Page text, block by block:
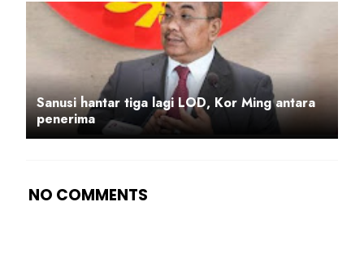
Sanusi hantar tiga lagi LOD, Kor Ming antara
penerima
NO COMMENTS